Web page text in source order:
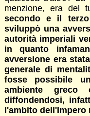
menzione, era del
secondo e il
sviluppò una
autorità imperiali
in quanto
avversione era
generale di
fosse possibile
ambiente greco
diffondendosi,
l'ambito dell'Impero